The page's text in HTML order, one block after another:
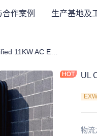
作案例 生产基地及
充电桩
UL
EXW
物流